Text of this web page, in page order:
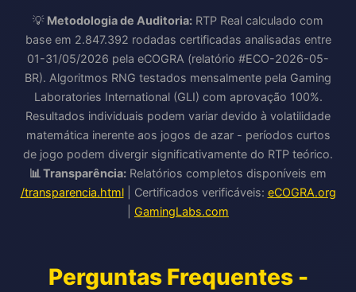
💡 Metodologia de Auditoria: RTP Real calculado com
base em 2.847.392 rodadas certificadas analisadas entre
01-31/05/2026 pela eCOGRA (relatório #ECO-2026-05-
BR). Algoritmos RNG testados mensalmente pela Gaming
Laboratories International (GLI) com aprovação 100%.
Resultados individuais podem variar devido à volatilidade
matemática inerente aos jogos de azar - períodos curtos
de jogo podem divergir significativamente do RTP teórico.
📊 Transparência: Relatórios completos disponíveis em
/transparencia.html| Certificados verificáveis: eCOGRA.org
GamingLabs.com
Perguntas Frequentes -